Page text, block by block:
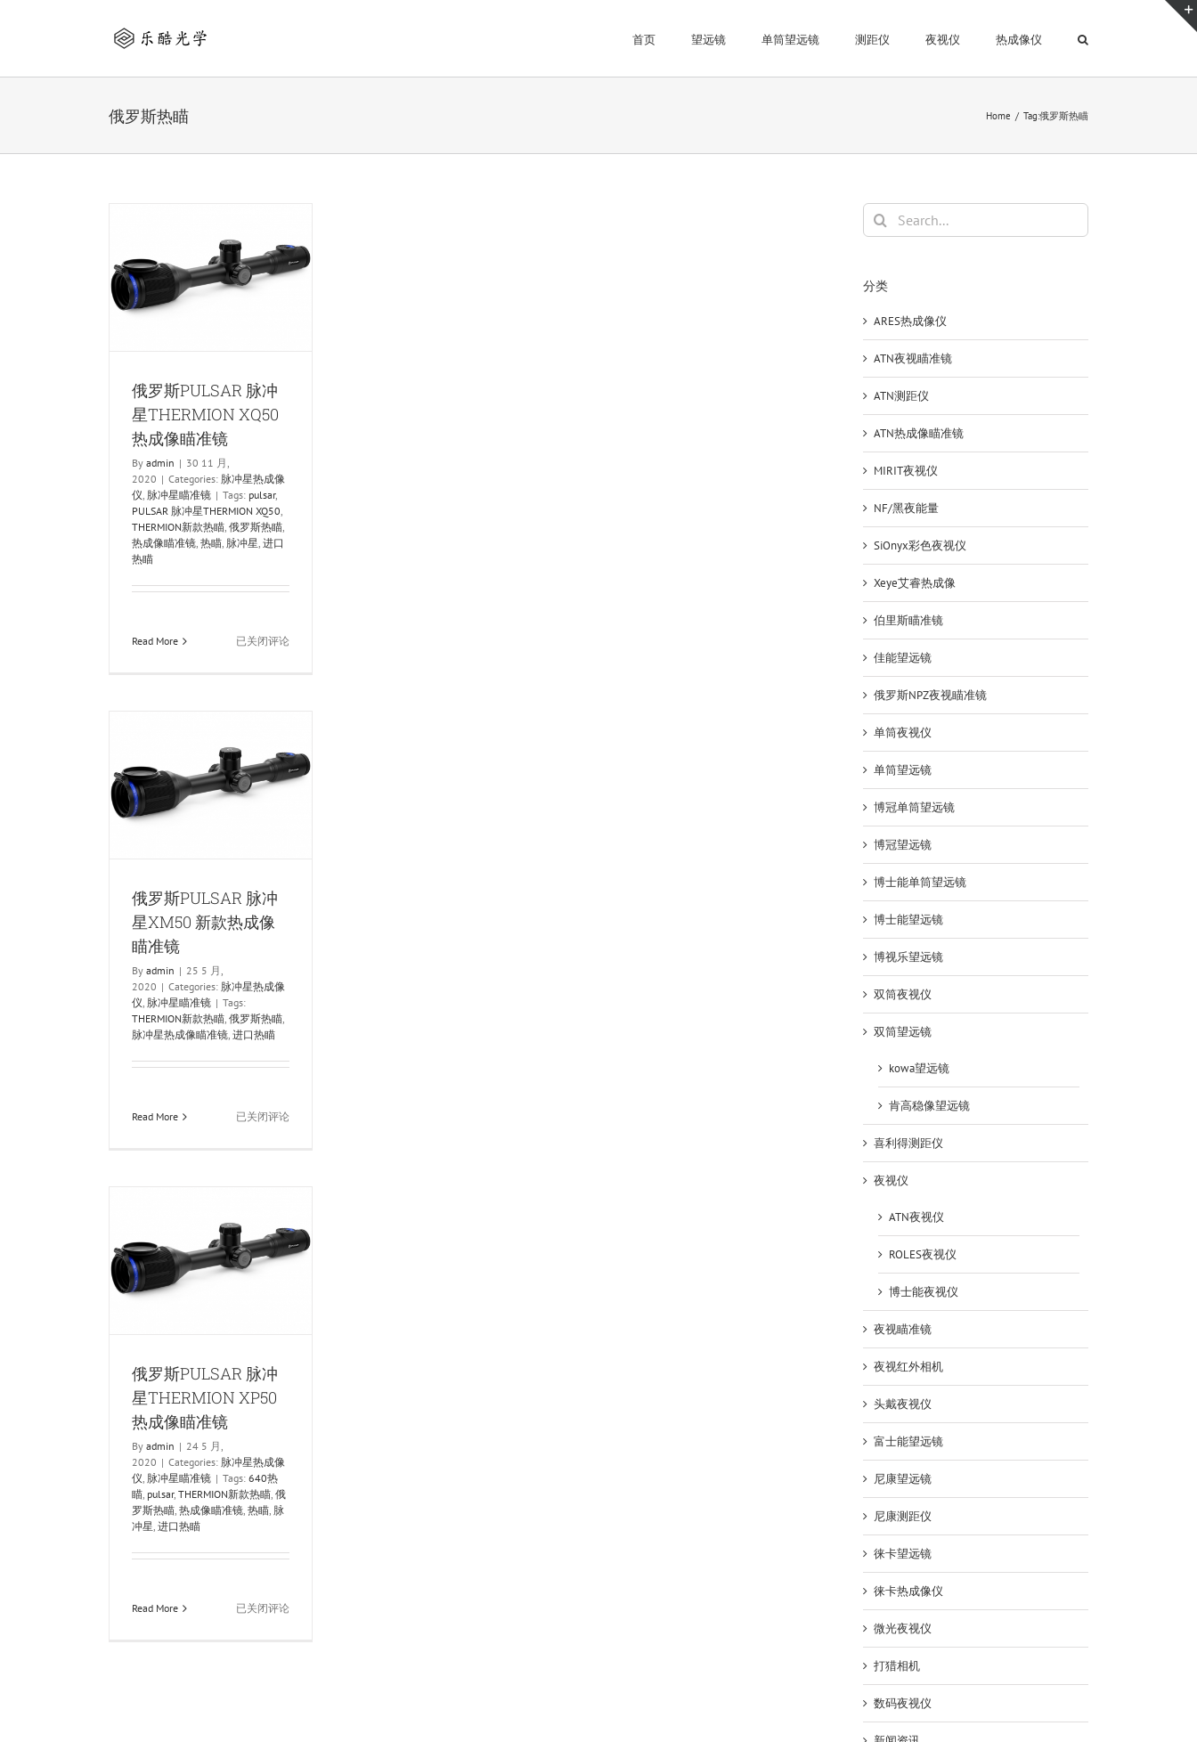
首页 望远镜 单筒望远镜 测距仪 夜视仪 热成像仪
俄罗斯热瞄 Home Tag:俄罗斯热瞄
俄罗斯PULSAR 脉冲
星THERMION XQ50
热成像瞄准镜
By admin | 30 11 月,
2020 | Categories: 脉冲星热成像
仪, 脉冲星瞄准镜 | Tags: pulsar,
PULSAR 脉冲星THERMION XQ50,
THERMION新款热瞄, 俄罗斯热瞄,
热成像瞄准镜, 热瞄, 脉冲星, 进口
热瞄
Read More
俄
星
THERMION
XQ50
热
镜
已关闭评论
俄罗斯PULSAR 脉冲
星XM50 新款热成像
瞄准镜
By admin | 25 5 月,
2020 | Categories: 脉冲星热成像
仪, 脉冲星瞄准镜 | Tags:
THERMION新款热瞄, 俄罗斯热瞄,
脉冲星热成像瞄准镜, 进口热瞄
Read More
俄
星
XM50
新
款
准
镜
已关闭评论
俄罗斯PULSAR 脉冲
星THERMION XP50
热成像瞄准镜
By admin | 24 5 月,
2020 | Categories: 脉冲星热成像
仪, 脉冲星瞄准镜 | Tags: 640热
瞄, pulsar, THERMION新款热瞄, 俄
罗斯热瞄, 热成像瞄准镜, 热瞄, 脉
冲星, 进口热瞄
Read More
俄
已关闭评论
Search
for:
分类
ARES热成像仪
ATN夜视瞄准镜
ATN测距仪
ATN热成像瞄准镜
MIRIT夜视仪
NF/黑夜能量
SiOnyx彩色夜视仪
Xeye艾睿热成像
伯里斯瞄准镜
佳能望远镜
俄罗斯NPZ夜视瞄准镜
单筒夜视仪
单筒望远镜
博冠单筒望远镜
博冠望远镜
博士能单筒望远镜
博士能望远镜
博视乐望远镜
双筒夜视仪
双筒望远镜
kowa望远镜
肯高稳像望远镜
喜利得测距仪
夜视仪
ATN夜视仪
ROLES夜视仪
博士能夜视仪
夜视瞄准镜
夜视红外相机
头戴夜视仪
富士能望远镜
尼康望远镜
尼康测距仪
徕卡望远镜
徕卡热成像仪
微光夜视仪
打猎相机
数码夜视仪